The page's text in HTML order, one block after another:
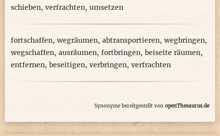
schieben, verfrachten, umsetzen
fortschaffen, wegräumen, abtransportieren, wegbringen,
wegschaffen, ausräumen, fortbringen, beiseite räumen,
entfernen, beseitigen, verbringen, verfrachten
Synonyme bereitgestellt von openThesaurus.de